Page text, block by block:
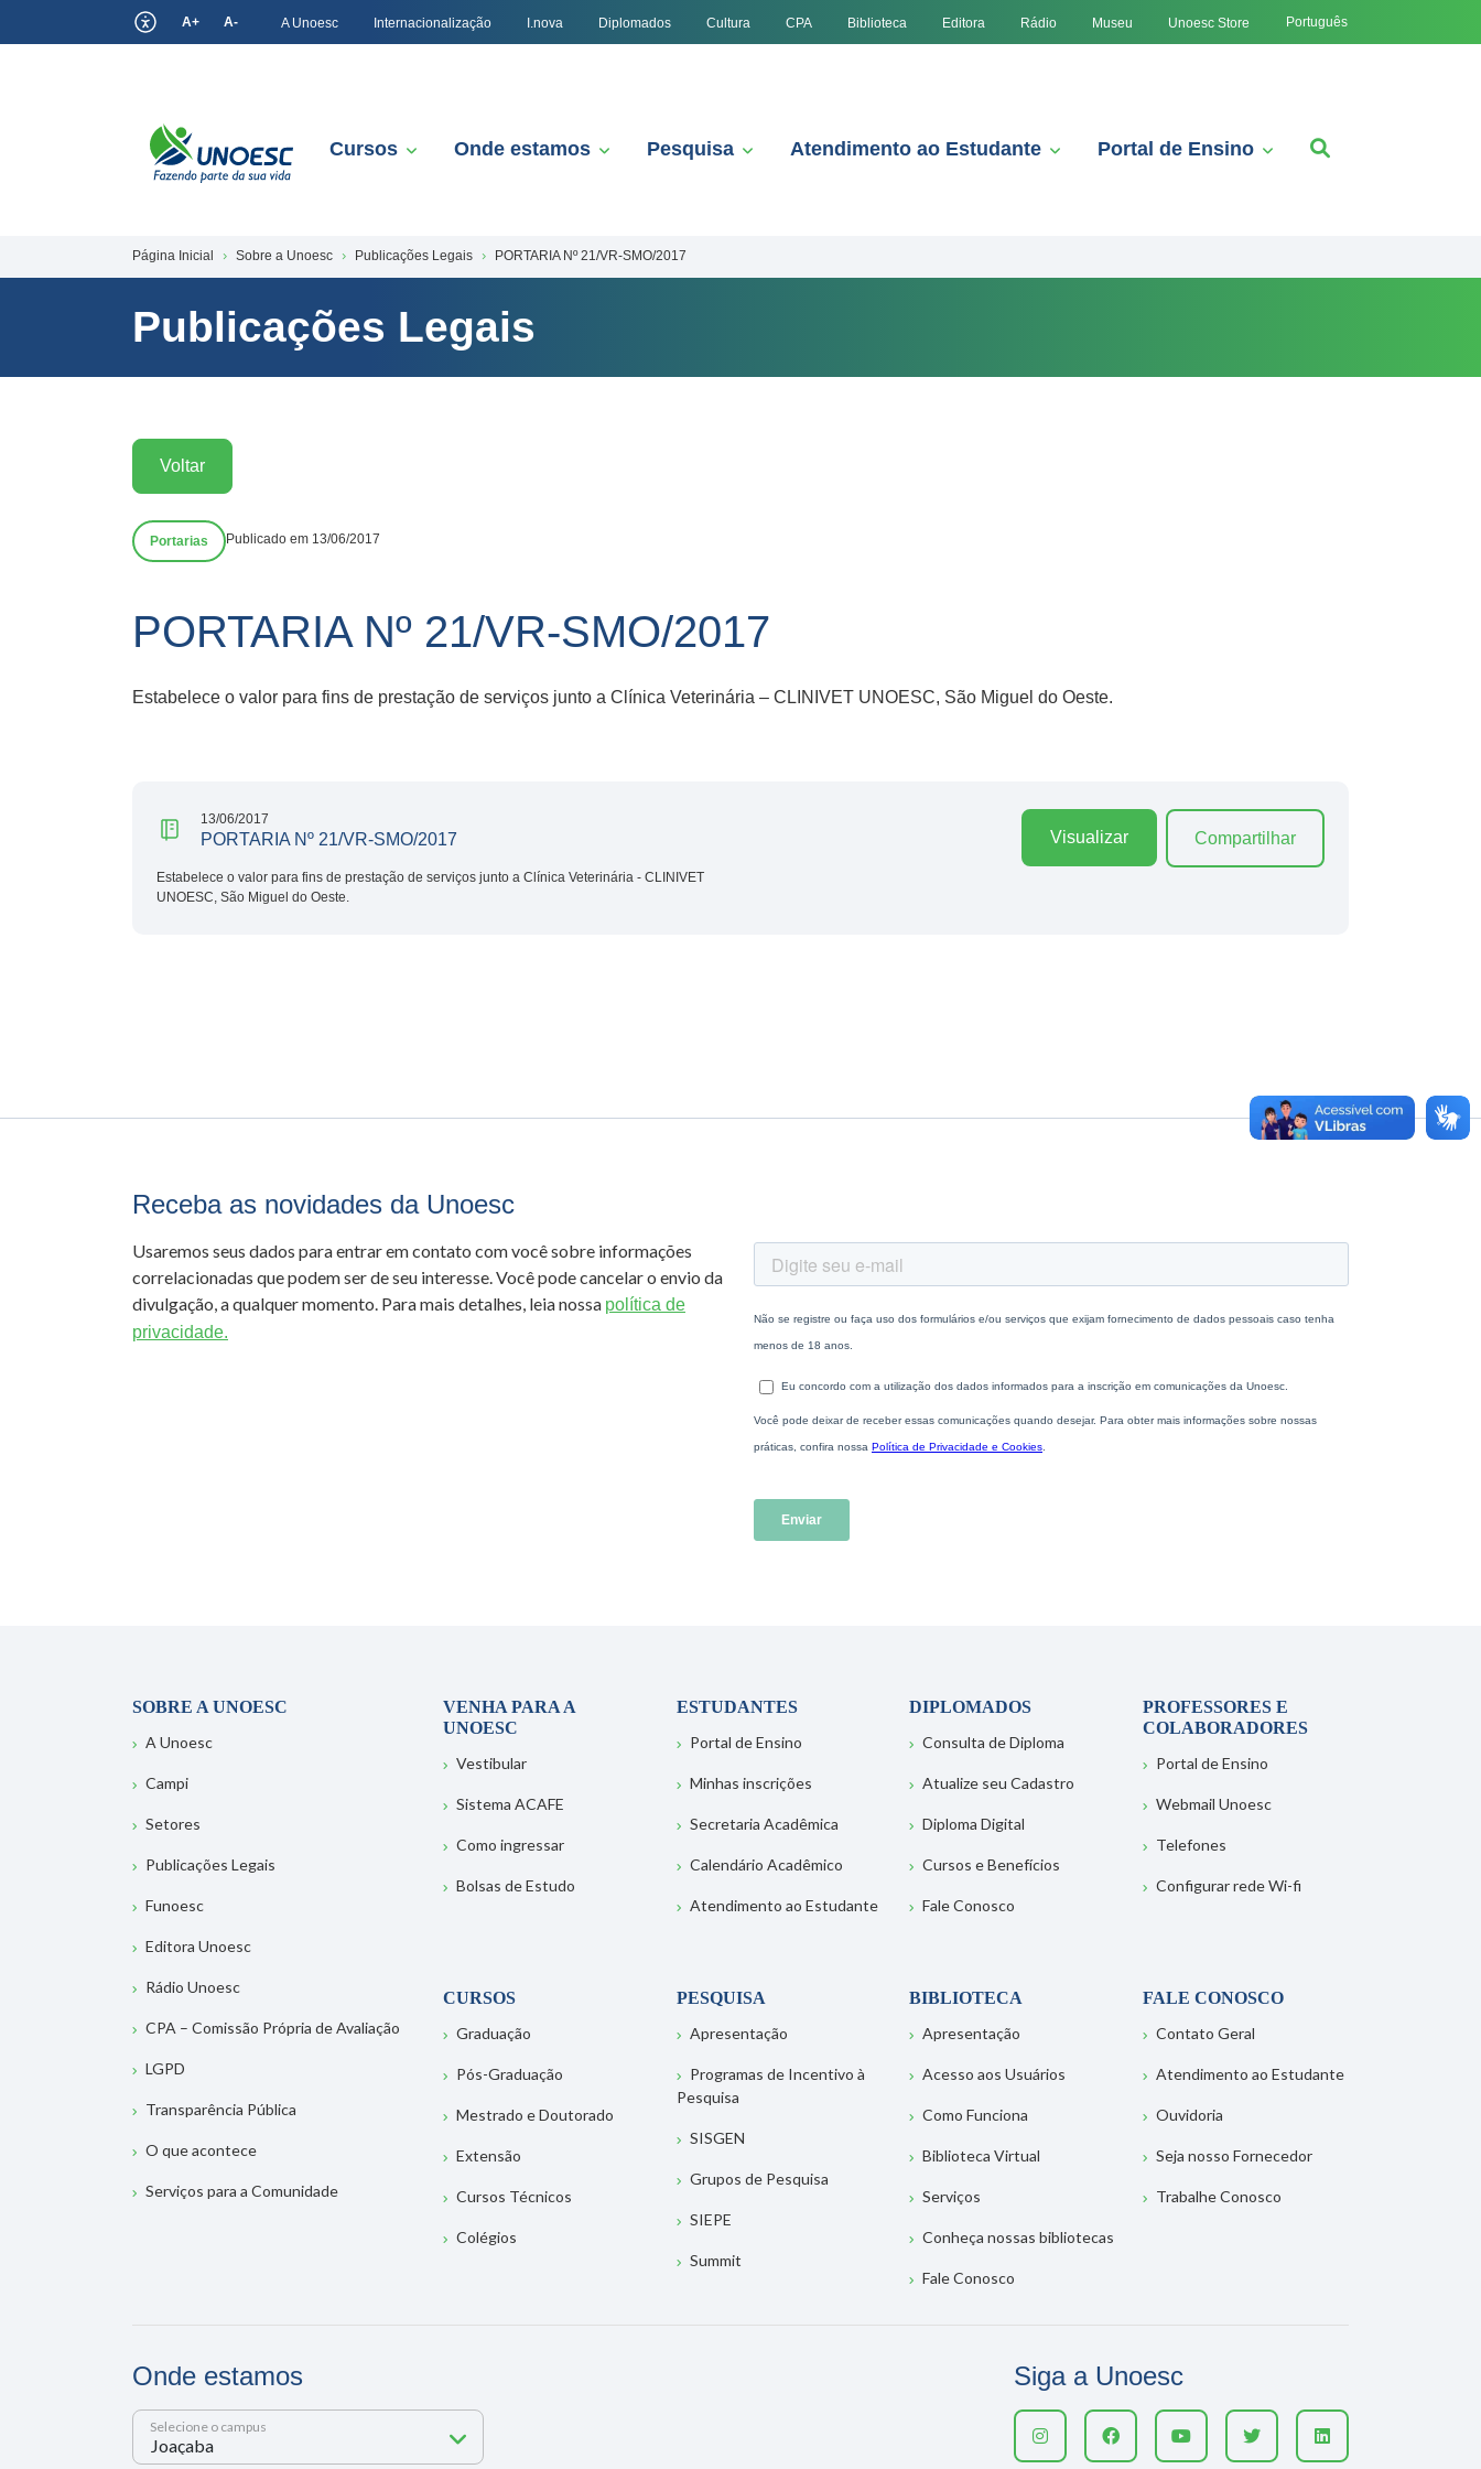
A+ A- A Unoesc Internacionalização I.nova Diplomados Cultura CPA Biblioteca Editora Rádio Museu Unoesc Store Português
Cursos Onde estamos Pesquisa Atendimento ao Estudante Portal de Ensino
Página Inicial Sobre a Unoesc Publicações Legais PORTARIA Nº 21/VR-SMO/2017
Publicações Legais
Voltar
Portarias Publicado em 13/06/2017
PORTARIA Nº 21/VR-SMO/2017
Estabelece o valor para fins de prestação de serviços junto a Clínica Veterinária – CLINIVET UNOESC, São Miguel do Oeste.
13/06/2017
PORTARIA Nº 21/VR-SMO/2017
Estabelece o valor para fins de prestação de serviços junto a Clínica Veterinária - CLINIVET
UNOESC, São Miguel do Oeste.
Visualizar Compartilhar
Receba as novidades da Unoesc
Usaremos seus dados para entrar em contato com você sobre informações
correlacionadas que podem ser de seu interesse. Você pode cancelar o envio da
divulgação, a qualquer momento. Para mais detalhes, leia nossa política de
privacidade.
SOBRE A UNOESC
A Unoesc
Campi
Setores
Publicações Legais
Funoesc
Editora Unoesc
Rádio Unoesc
CPA – Comissão Própria de Avaliação
LGPD
Transparência Pública
O que acontece
Serviços para a Comunidade
VENHA PARA A
UNOESC
Vestibular
Sistema ACAFE
Como ingressar
Bolsas de Estudo
ESTUDANTES
Portal de Ensino
Minhas inscrições
Secretaria Acadêmica
Calendário Acadêmico
Atendimento ao Estudante
DIPLOMADOS
Consulta de Diploma
Atualize seu Cadastro
Diploma Digital
Cursos e Benefícios
Fale Conosco
PROFESSORES E
COLABORADORES
Portal de Ensino
Webmail Unoesc
Telefones
Configurar rede Wi-fi
CURSOS
Graduação
Pós-Graduação
Mestrado e Doutorado
Extensão
Cursos Técnicos
Colégios
PESQUISA
Apresentação
Programas de Incentivo à
Pesquisa
SISGEN
Grupos de Pesquisa
SIEPE
Summit
BIBLIOTECA
Apresentação
Acesso aos Usuários
Como Funciona
Biblioteca Virtual
Serviços
Conheça nossas bibliotecas
Fale Conosco
FALE CONOSCO
Contato Geral
Atendimento ao Estudante
Ouvidoria
Seja nosso Fornecedor
Trabalhe Conosco
Onde estamos
Selecione o campus
Siga a Unoesc